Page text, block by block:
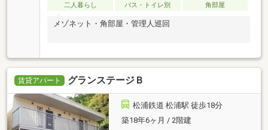
二人暮らし
バス・トイレ別 角部屋
メゾネット・角部屋・管理人巡回
賃貸アパート グランステージＢ
松浦鉄道 松浦駅 徒歩18分
築18年6ヶ月 / 2階建